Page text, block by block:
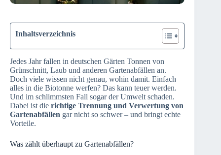
Inhaltsverzeichnis
Jedes Jahr fallen in deutschen Gärten Tonnen von
Grünschnitt, Laub und anderen Gartenabfällen an.
Doch viele wissen nicht genau, wohin damit. Einfach
alles in die Biotonne werfen? Das kann teuer werden.
Und im schlimmsten Fall sogar der Umwelt schaden.
Dabei ist die richtige Trennung und Verwertung von
Gartenabfällen gar nicht so schwer – und bringt echte
Vorteile.
Was zählt überhaupt zu Gartenabfällen?